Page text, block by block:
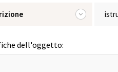
dell'oggetto: